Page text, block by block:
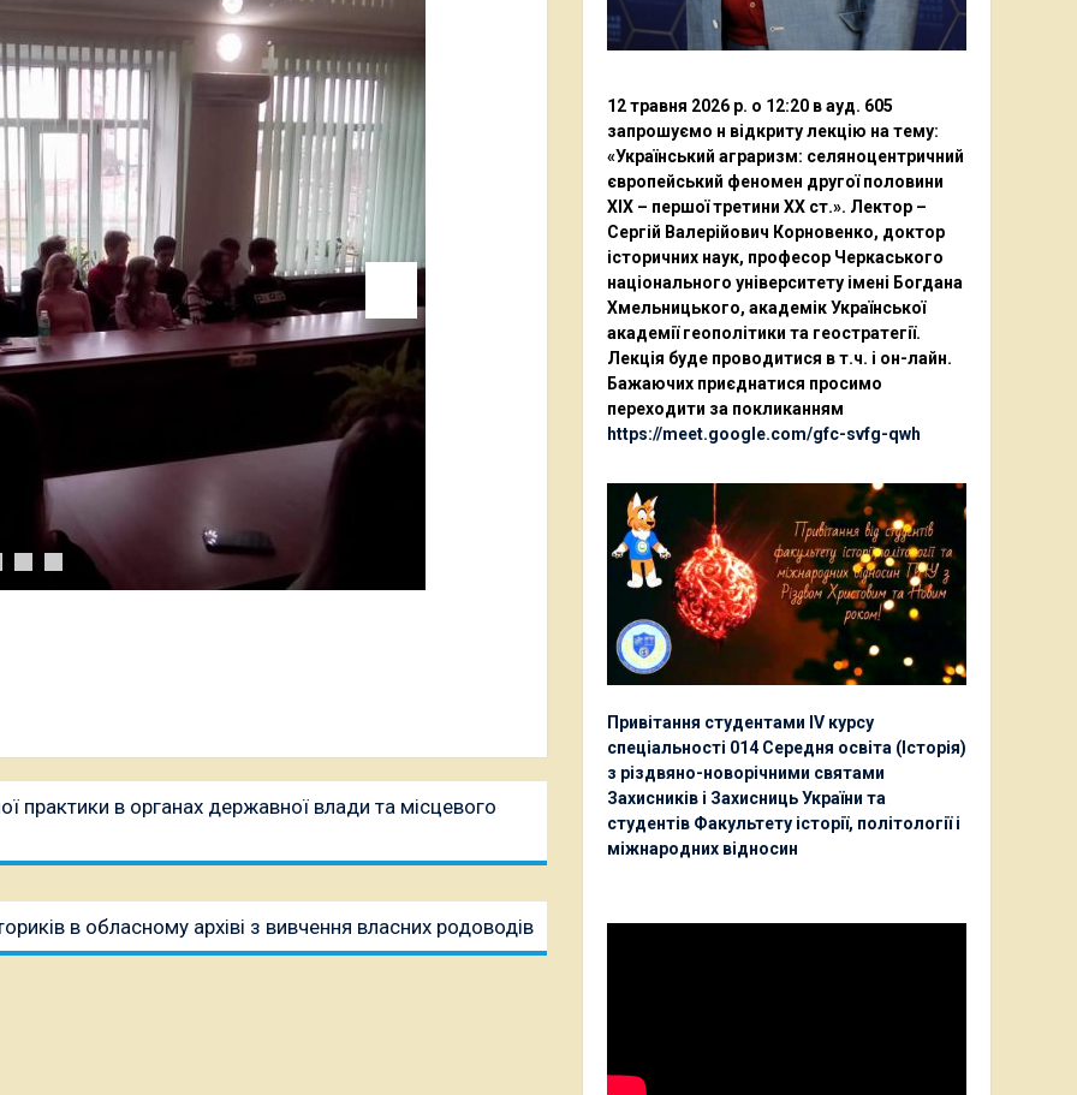
практики в органах державної влади та місцевого
в обласному архіві з вивчення власних родоводів
12 травня 2026 р. о 12:20 в ауд. 605
запрошуємо н відкриту лекцію на тему:
«Український аграризм: селяноцентричний
європейський феномен другої половини
ХІХ – першої третини ХХ ст.». Лектор –
Сергій Валерійович Корновенко, доктор
історичних наук, професор Черкаського
національного університету імені Богдана
Хмельницького, академік Української
академії геополітики та геостратегії.
Лекція буде проводитися в т.ч. і он-лайн.
Бажаючих приєднатися просимо
переходити за покликанням
https://meet.google.com/gfc-svfg-qwh
Привітання студентами ІV курсу
спеціальності 014 Середня освіта (Історія)
з різдвяно-новорічними святами
Захисників і Захисниць України та
студентів Факультету історії, політології і
міжнародних відносин